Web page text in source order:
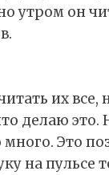
утром он
их все,
делаю это.
Это
на пульсе